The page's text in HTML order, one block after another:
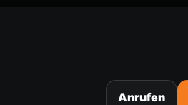
Anrufen